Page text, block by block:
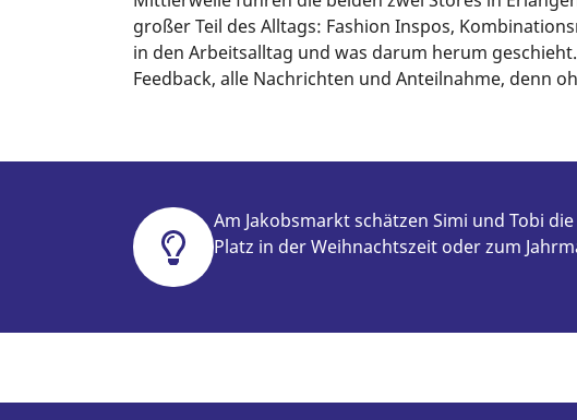
großer Teil des Alltags: Fashion Inspos,
in den Arbeitsalltag und was darum herum
Feedback, alle Nachrichten und Anteilnahme, denn
Am Jakobsmarkt schätzen Simi und Tobi
Platz in der Weihnachtszeit oder zum